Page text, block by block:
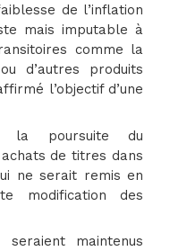
de l’inflation
mais imputable à
comme la
d’autres produits
l’objectif d’une
la poursuite du
de titres dans
ne serait remis en
modification des
maintenus